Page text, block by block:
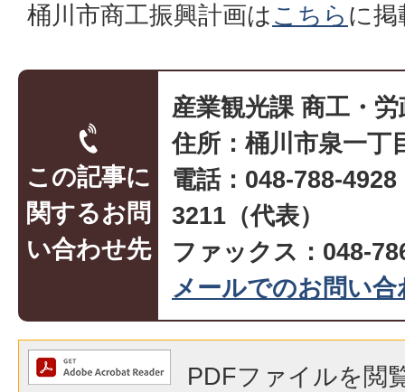
桶川市商工振興計画はこちら に
この記事に
関するお問
い合わせ先
産業観光課 商工・労
住所：桶川市泉一丁
電話：048-788-
3211（代表）
ファックス：048-
メールでのお問い
PDFファイルを閲